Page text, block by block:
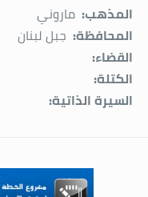
المذهب: ماروني
المحافظة: جبل لبنان
القضاء:
الكتلة:
السيرة الذاتية: